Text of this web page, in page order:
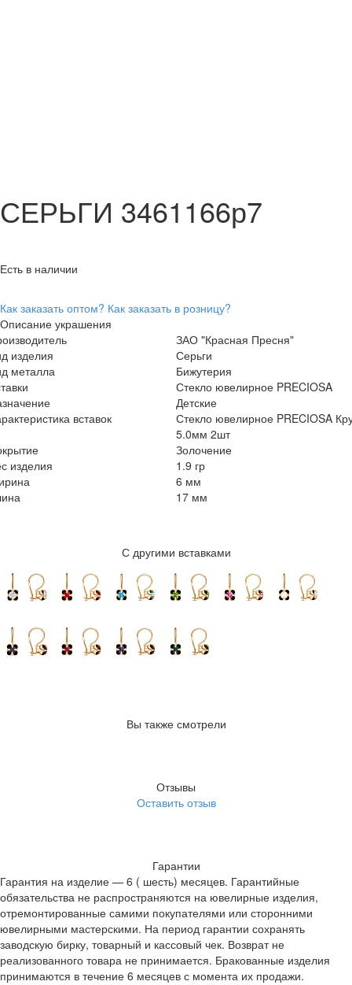
СЕРЬГИ 3461166р7
Есть в наличии
Как заказать оптом? Как заказать в розницу?
Описание украшения
ЗАО "Красная Пресня"
изделия
Серьги
металла
Бижутерия
Стекло ювелирное PRECIOSA
Детские
вставок
Стекло ювелирное PRECIOSA
5.0мм 2шт
Золочение
изделия
1.9 гр
6 мм
17 мм
С другими вставками
Вы также смотрели
Отзывы
Оставить отзыв
Гарантии
Гарантия на изделие — 6 ( шесть) месяцев. Гарантийные
обязательства не распространяются на ювелирные изделия,
отремонтированные самими покупателями или сторонними
ювелирными мастерскими. На период гарантии сохранять
заводскую бирку, товарный и кассовый чек. Возврат не
реализованного товара не принимается. Бракованные изделия
принимаются в течение 6 месяцев с момента их продажи.